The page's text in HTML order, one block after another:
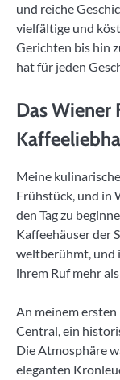
und reiche
vielfältige und
Gerichten bis hin
hat für jeden
Das Wiener
Meine
Frühstück, und in
den Tag zu
Kaffeehäuser der
weltberühmt, und
ihrem Ruf mehr
An meinem
Central, ein
Die Atmosphäre
eleganten